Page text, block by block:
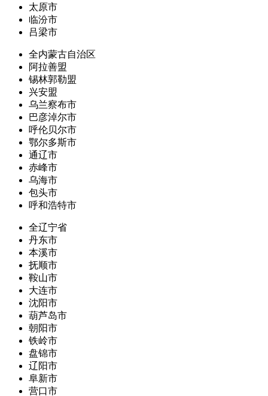
太原市
临汾市
吕梁市
全内蒙古自治区
阿拉善盟
锡林郭勒盟
兴安盟
乌兰察布市
巴彦淖尔市
呼伦贝尔市
鄂尔多斯市
通辽市
赤峰市
乌海市
包头市
呼和浩特市
全辽宁省
丹东市
本溪市
抚顺市
鞍山市
大连市
沈阳市
葫芦岛市
朝阳市
铁岭市
盘锦市
辽阳市
阜新市
营口市